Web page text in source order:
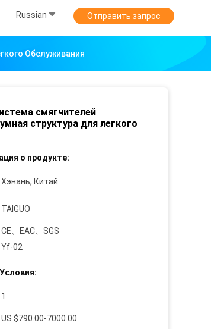
Russian Отправить запрос
Обслуживания
смягчителей
структура для легкого
о продукте:
Хэнань, Китай
TAIGUO
CE、EAC、SGS
Yf-02
1
US $790.00-7000.00